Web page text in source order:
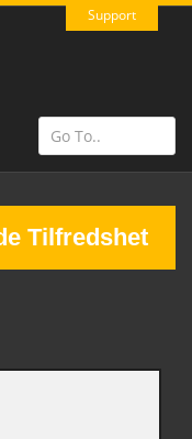
Support
Tilfredshet